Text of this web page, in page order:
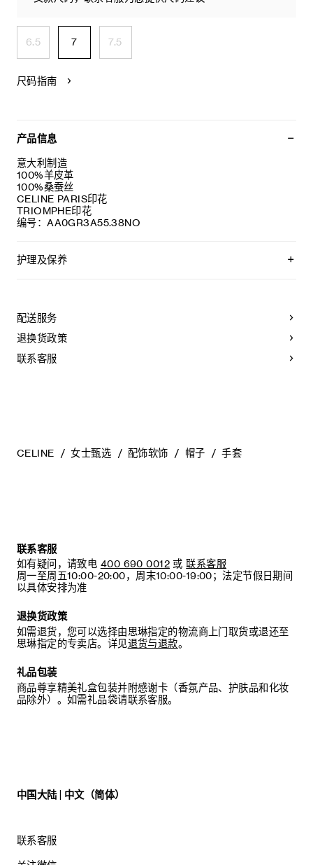
6.5 7 7.5
尺码指南
产品信息
意大利制造
100%羊皮革
100%桑蚕丝
CELINE PARIS印花
TRIOMPHE印花
编号：AA0GR3A55.38NO
护理及保养
不可熨烫。
不可干洗。
配送服务
退换货政策
联系客服
CELINE 女士甄选 配饰软饰 帽子 手套
联系客服
如有疑问，请致电 400 690 0012 或 联系客服
周一至周五10:00-20:00，周末10:00-19:00；法定节假日期间
以具体安排为准
退换货政策
如需退货，您可以选择由思琳指定的物流商上门取货或退还至
思琳指定的专卖店。详见退货与退款。
礼品包装
商品尊享精美礼盒包装并附感谢卡（香氛产品、护肤品和化妆
品除外）。如需礼品袋请联系客服。
中国大陆 | 中文（简体）
联系客服